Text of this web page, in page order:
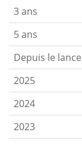
3 ans
5 ans
Depuis le
2025
2024
2023